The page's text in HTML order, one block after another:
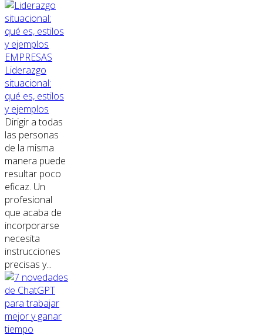
EMPRESAS
Liderazgo
situacional:
qué es, estilos
y ejemplos
Dirigir a todas
las personas
de la misma
manera puede
resultar poco
eficaz. Un
profesional
que acaba de
incorporarse
necesita
instrucciones
precisas y...